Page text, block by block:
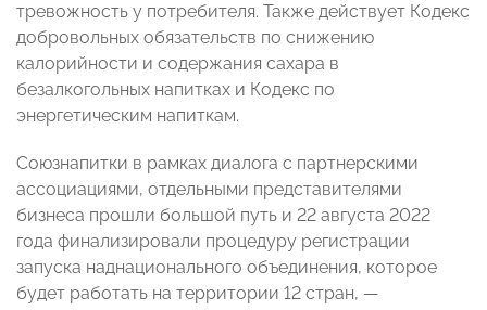
тревожность у потребителя. Также действует Кодекс
добровольных обязательств по снижению
калорийности и содержания сахара в
безалкогольных напитках и Кодекс по
энергетическим напиткам.
Союзнапитки в рамках диалога с партнерскими
ассоциациями, отдельными представителями
бизнеса прошли большой путь и 22 августа 2022
года финализировали процедуру регистрации
запуска наднационального объединения, которое
будет работать на территории 12 стран, —